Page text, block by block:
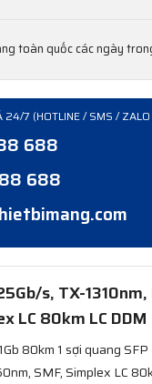
toàn quốc các ngày
24/7 (HOTLINE / SMS /
688
688
s, TX-
LC 80km LC DDM
80km 1 sợi quang SFP
SMF, Simplex LC